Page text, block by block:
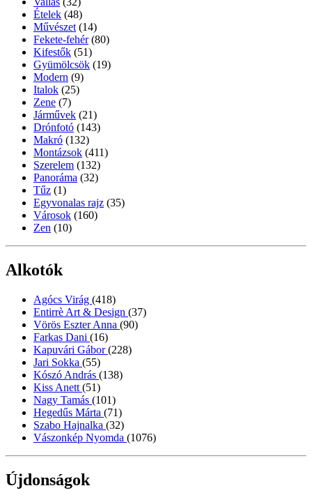
Ételek (48)
Művészet (14)
Fekete-fehér (80)
Kifestők (51)
Gyümölcsök (19)
Modern (9)
Italok (25)
Zene (7)
Járművek (21)
Drónfotó (143)
Makró (132)
Montázsok (411)
Szerelem (132)
Panoráma (32)
Tűz (1)
Egyvonalas rajz (35)
Városok (160)
Zen (10)
Alkotók
Agócs Virág (418)
Entirrè Art & Design (37)
Vörös Eszter Anna (90)
Farkas Dani (16)
Kapuvári Gábor(228)
Jari Sokka (55)
Kószó András (138)
Kiss Anett (51)
Nagy Tamás (101)
Hegedűs Márta (71)
Szabo Hajnalka (32)
Vászonkép Nyomda (1076)
Újdonságok